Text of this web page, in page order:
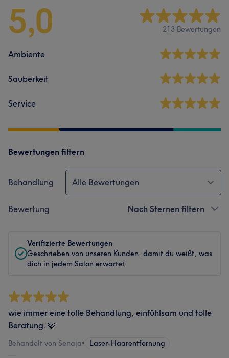
5,0 213 Bewertungen
Ambiente
Sauberkeit
Service
Bewertungen filtern
Behandlung Alle Bewertungen
Bewertung Nach Sternen filtern
Verifizierte Bewertungen
Geschrieben von unseren Kunden, damit du weißt, was
dich in jedem Salon erwartet.
wie immer eine tolle Behandlung, einfühlsam und tolle
Beratung. 🩷
Behandelt von Senaja• Laser-Haarentfernung